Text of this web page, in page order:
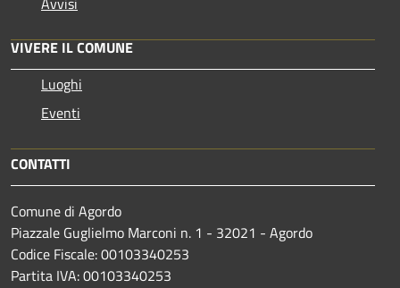
VIVERE IL COMUNE
Luoghi
Eventi
CONTATTI
Comune di Agordo
Piazzale Guglielmo Marconi n. 1 - 32021 - Agordo
Codice Fiscale: 00103340253
Partita IVA: 00103340253